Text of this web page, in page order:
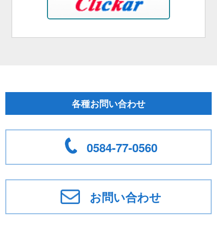
各種お問い合わせ
0584-77-0560
お問い合わせ